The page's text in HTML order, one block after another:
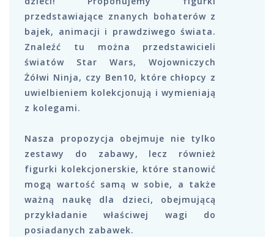
przedstawiające znanych bohaterów z
bajek, animacji i prawdziwego świata.
Znaleźć tu można przedstawicieli
światów Star Wars, Wojowniczych
Żółwi Ninja, czy Ben10, które chłopcy z
uwielbieniem kolekcjonują i wymieniają
z kolegami.
Nasza propozycja obejmuje nie tylko
zestawy do zabawy, lecz również
figurki kolekcjonerskie, które stanowić
mogą wartość samą w sobie, a także
ważną naukę dla dzieci, obejmującą
przykładanie właściwej wagi do
posiadanych zabawek.